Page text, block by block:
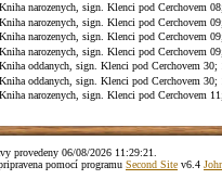
Kniha narozenych, sign. Klenci pod Cerchovem
Kniha narozenych, sign. Klenci pod Cerchovem
Kniha narozenych, sign. Klenci pod Cerchovem
Kniha narozenych, sign. Klenci pod Cerchovem
Kniha oddanych, sign. Klenci pod Cerchovem
Kniha oddanych, sign. Klenci pod Cerchovem
Kniha narozenych, sign. Klenci pod Cerchovem
provedeny 06/08/2026 11:29:21
pomocí programu Second Site v6.4